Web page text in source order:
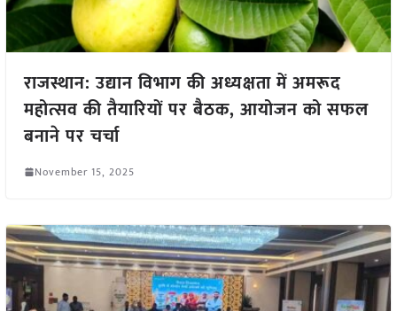
राजस्थान: उद्यान विभाग की अध्यक्षता में अमरूद
महोत्सव की तैयारियों पर बैठक, आयोजन को सफल
बनाने पर चर्चा
November 15, 2025